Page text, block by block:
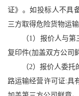
证》。如投标人不具
三方取得危险货物运
（1）报价人与第
复印件(加盖双方公司
（2） 报价人委托
路运输经营许可证:具